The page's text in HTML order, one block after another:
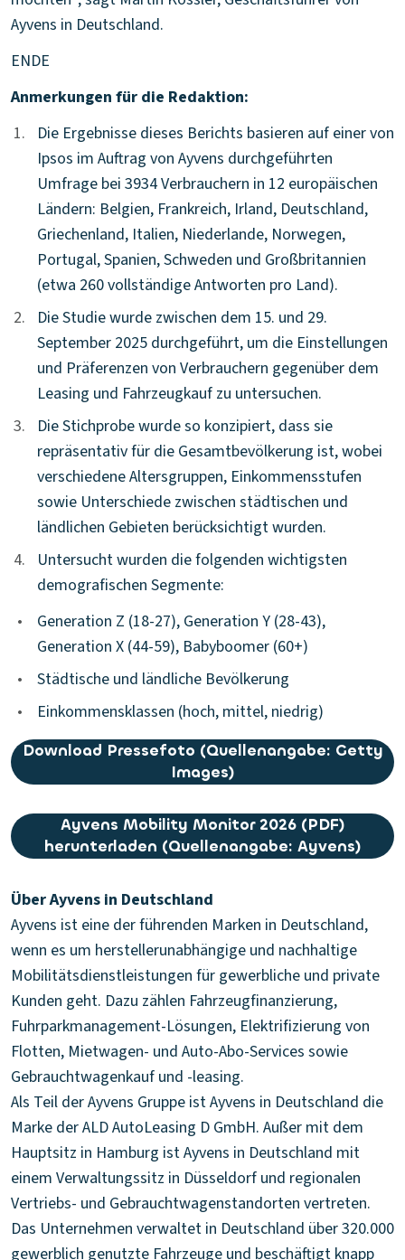
Ayvens in Deutschland.
ENDE
Anmerkungen für die Redaktion:
1.
1.
Die Ergebnisse dieses Berichts basieren auf einer von
Ipsos im Auftrag von Ayvens durchgeführten
Umfrage bei 3934 Verbrauchern in 12 europäischen
Ländern: Belgien, Frankreich, Irland, Deutschland,
Griechenland, Italien, Niederlande, Norwegen,
Portugal, Spanien, Schweden und Großbritannien
(etwa 260 vollständige Antworten pro Land).
2.
2.
Die Studie wurde zwischen dem 15. und 29.
September 2025 durchgeführt, um die Einstellungen
und Präferenzen von Verbrauchern gegenüber dem
Leasing und Fahrzeugkauf zu untersuchen.
3.
3.
Die Stichprobe wurde so konzipiert, dass sie
repräsentativ für die Gesamtbevölkerung ist, wobei
verschiedene Altersgruppen, Einkommensstufen
sowie Unterschiede zwischen städtischen und
ländlichen Gebieten berücksichtigt wurden.
4.
4.
Untersucht wurden die folgenden wichtigsten
demografischen Segmente:
•
Generation Z (18-27), Generation Y (28-43),
Generation X (44-59), Babyboomer (60+)
•
Städtische und ländliche Bevölkerung
•
Einkommensklassen (hoch, mittel, niedrig)
Download Pressefoto (Quellenangabe: Getty
Images)
Ayvens Mobility Monitor 2026 (PDF)
herunterladen (Quellenangabe: Ayvens)
Über Ayvens in Deutschland
Ayvens ist eine der führenden Marken in Deutschland,
wenn es um herstellerunabhängige und nachhaltige
Mobilitätsdienstleistungen für gewerbliche und private
Kunden geht. Dazu zählen Fahrzeugfinanzierung,
Fuhrparkmanagement-Lösungen, Elektrifizierung von
Flotten, Mietwagen- und Auto-Abo-Services sowie
Gebrauchtwagenkauf und -leasing.
Als Teil der Ayvens Gruppe ist Ayvens in Deutschland die
Marke der ALD AutoLeasing D GmbH. Außer mit dem
Hauptsitz in Hamburg ist Ayvens in Deutschland mit
einem Verwaltungssitz in Düsseldorf und regionalen
Vertriebs- und Gebrauchtwagenstandorten vertreten.
Das Unternehmen verwaltet in Deutschland über 320.000
gewerblich genutzte Fahrzeuge und beschäftigt knapp